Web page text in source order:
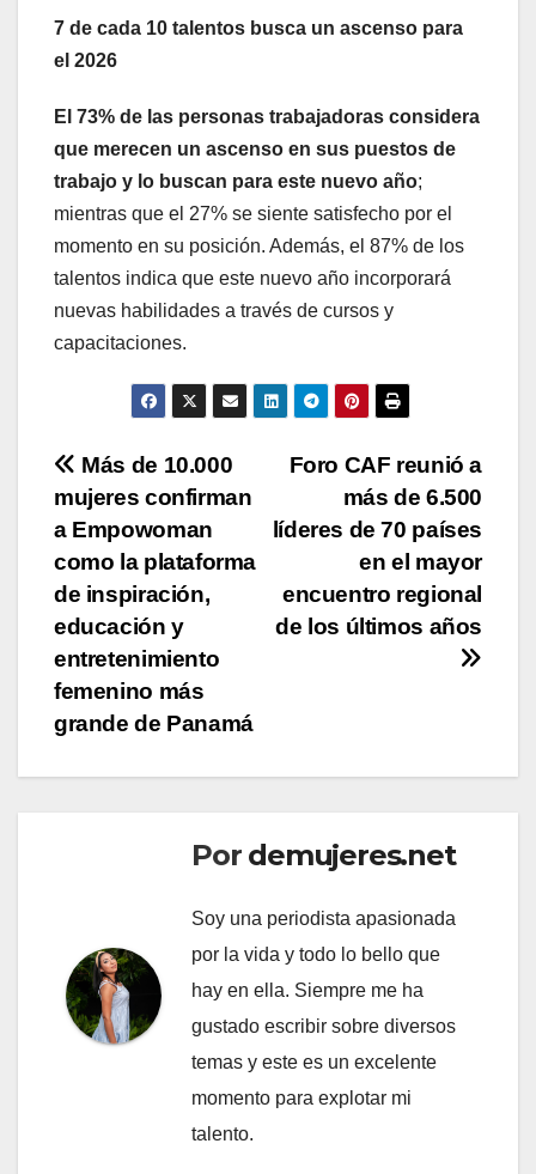
7 de cada 10 talentos busca un ascenso para
el 2026
El 73% de las personas trabajadoras considera
que merecen un ascenso en sus puestos de
trabajo y lo buscan para este nuevo año;
mientras que el 27% se siente satisfecho por el
momento en su posición. Además, el 87% de los
talentos indica que este nuevo año incorporará
nuevas habilidades a través de cursos y
capacitaciones.
Navegación
de
entradas
Foro CAF reunió a
más de 6.500
líderes de 70 países
en el mayor
encuentro regional
de los últimos años
Más de 10.000
mujeres confirman
a Empowoman
como la plataforma
de inspiración,
educación y
entretenimiento
femenino más
grande de Panamá
Por demujeres.net
Soy una periodista apasionada
por la vida y todo lo bello que
hay en ella. Siempre me ha
gustado escribir sobre diversos
temas y este es un excelente
momento para explotar mi
talento.